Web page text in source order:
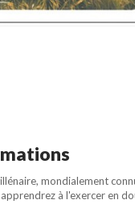
mondialement
à l'exercer en